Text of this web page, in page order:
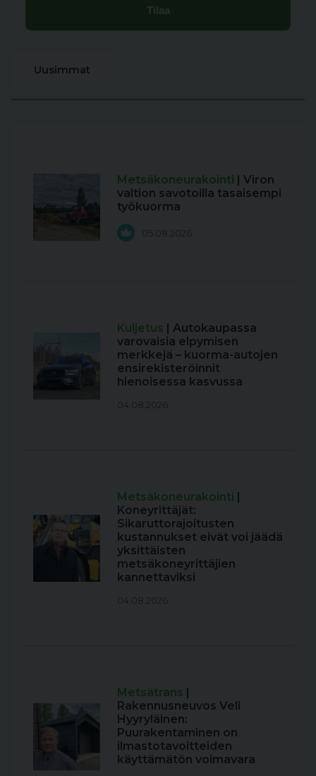
Uusimmat
Metsäkoneurakointi
| Viron
valtion savotoilla tasaisempi
työkuorma
05.08.2026
Kuljetus
| Autokaupassa
varovaisia elpymisen
merkkejä – kuorma-autojen
ensirekisteröinnit
hienoisessa kasvussa
04.08.2026
Metsäkoneurakointi
Koneyrittäjät:
Sikaruttorajoitusten
kustannukset eivät voi jäädä
yksittäisten
metsäkoneyrittäjien
kannettaviksi
04.08.2026
Metsätrans
Rakennusneuvos Veli
Hyyryläinen:
Puurakentaminen on
ilmastotavoitteiden
käyttämätön voimavara